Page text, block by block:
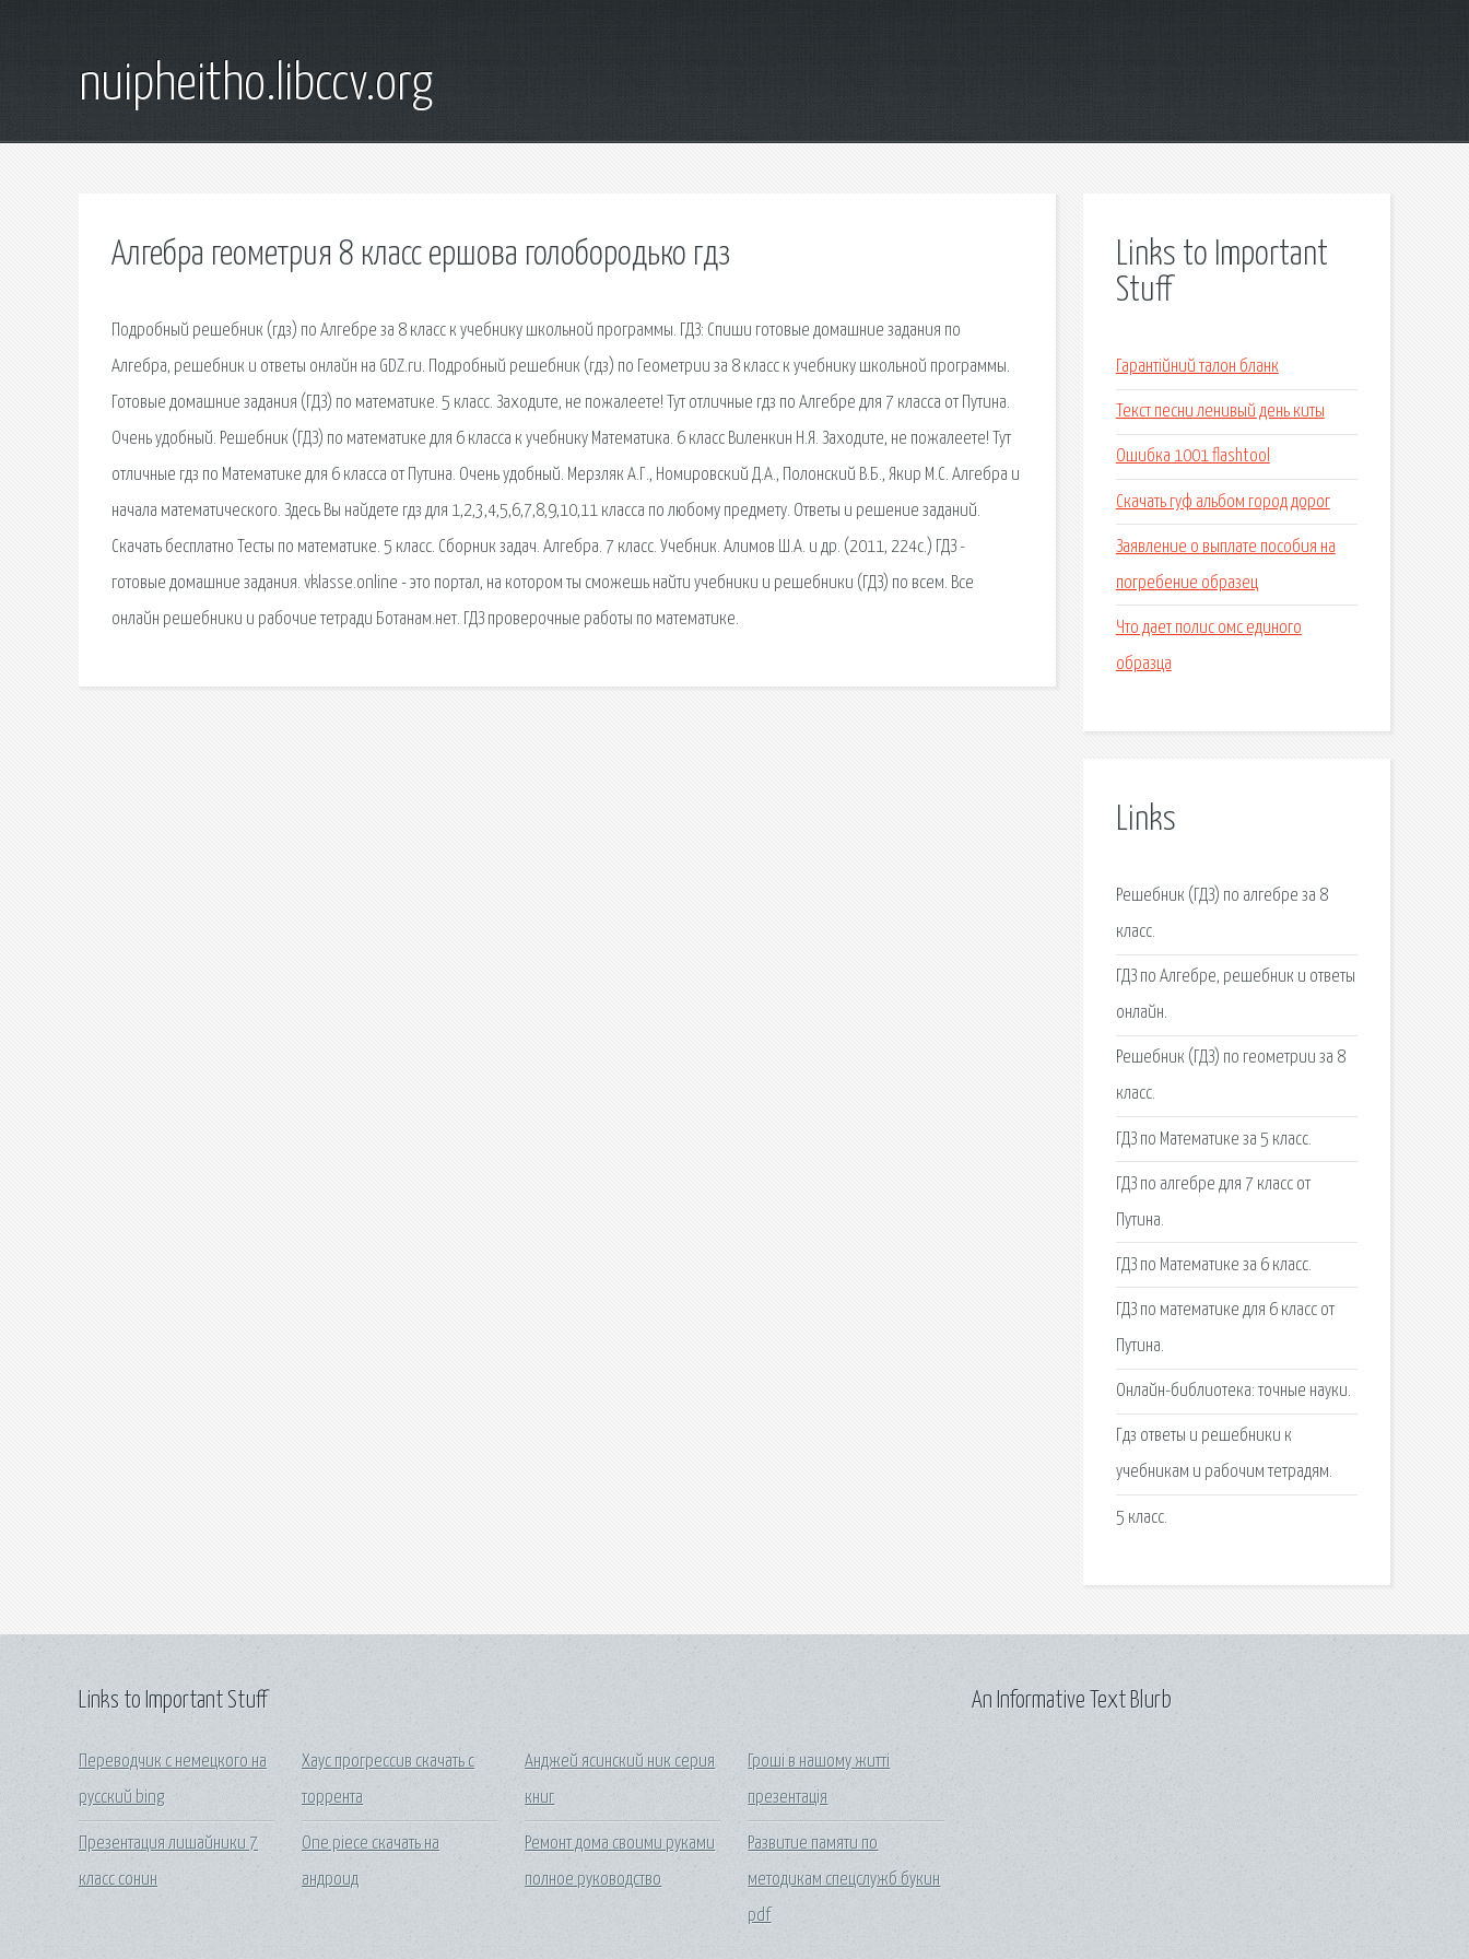
nuipheitho.libccv.org
Алгебра геометрия 8 класс ершова голобородько гдз
Подробный решебник (гдз) по Алгебре за 8 класс к учебнику школьной программы. ГДЗ: Спиши готовые домашние задания по
Алгебра, решебник и ответы онлайн на GDZ.ru. Подробный решебник (гдз) по Геометрии за 8 класс к учебнику школьной программы.
Готовые домашние задания (ГДЗ) по математике. 5 класс. Заходите, не пожалеете! Тут отличные гдз по Алгебре для 7 класса от Путина.
Очень удобный. Решебник (ГДЗ) по математике для 6 класса к учебнику Математика. 6 класс Виленкин Н.Я. Заходите, не пожалеете! Тут
отличные гдз по Математике для 6 класса от Путина. Очень удобный. Мерзляк А.Г., Номировский Д.А., Полонский В.Б., Якир М.С. Алгебра и
начала математического. Здесь Вы найдете гдз для 1,2,3,4,5,6,7,8,9,10,11 класса по любому предмету. Ответы и решение заданий.
Скачать бесплатно Тесты по математике. 5 класс. Сборник задач. Алгебра. 7 класс. Учебник. Алимов Ш.А. и др. (2011, 224с.) ГДЗ -
готовые домашние задания. vklasse.online - это портал, на котором ты сможешь найти учебники и решебники (ГДЗ) по всем. Все
онлайн решебники и рабочие тетради Ботанам.нет. ГДЗ проверочные работы по математике.
Links to Important
Stuff
Гарантійний талон бланк
Текст песни ленивый день киты
Ошибка 1001 flashtool
Скачать гуф альбом город дорог
Заявление о выплате пособия на
погребение образец
Что дает полис омс единого
образца
Links
Решебник (ГДЗ) по алгебре за 8
класс.
ГДЗ по Алгебре, решебник и ответы
онлайн.
Решебник (ГДЗ) по геометрии за 8
класс.
ГДЗ по Математике за 5 класс.
ГДЗ по алгебре для 7 класс от
Путина.
ГДЗ по Математике за 6 класс.
ГДЗ по математике для 6 класс от
Путина.
Онлайн-библиотека: точные науки.
Гдз ответы и решебники к
учебникам и рабочим тетрадям.
5 класс.
Links to Important Stuff
Переводчик с немецкого на
русский bing
Презентация лишайники 7
класс сонин
Хаус прогрессив скачать с
торрента
One piece скачать на
андроид
Анджей ясинский ник серия
книг
Ремонт дома своими руками
полное руководство
Гроші в нашому житті
презентація
Развитие памяти по
методикам спецслужб букин
pdf
An Informative Text Blurb